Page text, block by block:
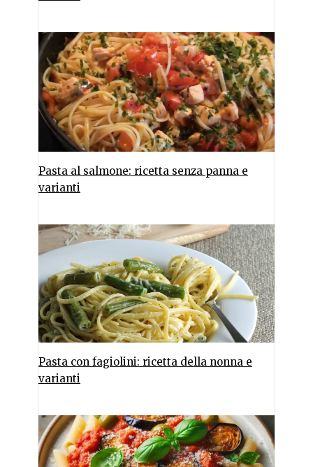
Pasta al salmone: ricetta senza panna e
varianti
Pasta con fagiolini: ricetta della nonna e
varianti